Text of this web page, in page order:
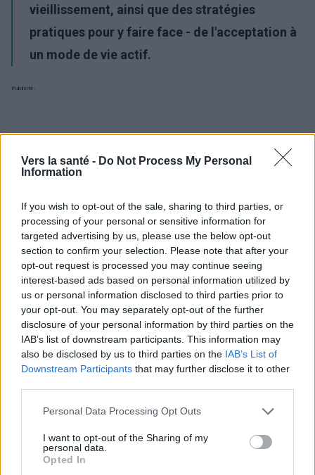
Vers la santé - Do Not Process My Personal
Information
If you wish to opt-out of the sale, sharing to third parties, or
processing of your personal or sensitive information for
targeted advertising by us, please use the below opt-out
section to confirm your selection. Please note that after your
opt-out request is processed you may continue seeing
interest-based ads based on personal information utilized by
us or personal information disclosed to third parties prior to
your opt-out. You may separately opt-out of the further
disclosure of your personal information by third parties on the
IAB’s list of downstream participants. This information may
also be disclosed by us to third parties on the IAB’s List of
Downstream Participants that may further disclose it to other
Please note that this website/app uses one or more Google
not limited to your visit or usage behaviour. You may click to
grant or deny consent to Google and its third-party tags to
use your data for below specified purposes in below Google
Personal Data Processing Opt Outs
I want to opt-out of the Sharing of my
personal data.
Opted In
vieillissement, ainsi que des stratégies
pratiques pour y faire face - de l'acceptation à
un mode de vie actif.
Publicité:
Utile? Partagez-le sur Facebook!
Vous voulez rester informé ? Suivez-
nous sur
Google
News
EN RAPPORT